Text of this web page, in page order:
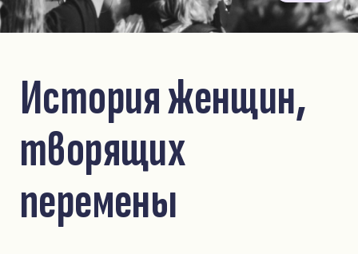
История женщин,
творящих
перемены